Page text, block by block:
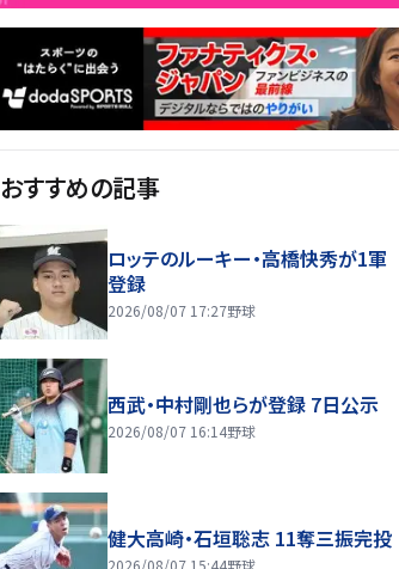
おすすめの記事
ロッテのルーキー・高橋快秀が1軍
登録
2026/08/07 17:27野球
西武・中村剛也らが登録 7日公示
2026/08/07 16:14野球
健大高崎・石垣聡志 11奪三振完投